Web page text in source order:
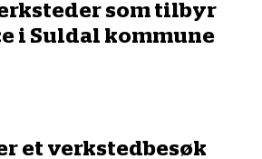
Fleet
som tilbyr
i Suldal kommune
et verkstedbesøk